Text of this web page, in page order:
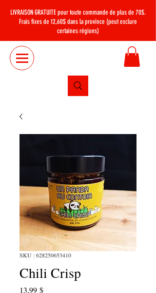
LIVRAISON GRATUITEpour toute commande de plus de 70$.
Frais fixes de 12,60$ dans la province (peut exclure
certaines régions)
SKU : 628250653410
Chili Crisp
13,99 $Prix